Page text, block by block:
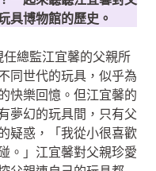
具博物館的歷史。
任總監江宜馨的父親所
同世代的玩具，似乎為
快樂回憶。但江宜馨的
夢幻的玩具間，只有父
疑惑，「我從小很喜歡
。」江宜馨對父親珍愛